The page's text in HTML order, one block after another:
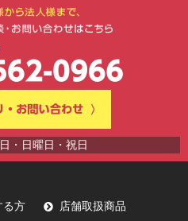
・日曜日・祝日
る方
店舗取扱商品